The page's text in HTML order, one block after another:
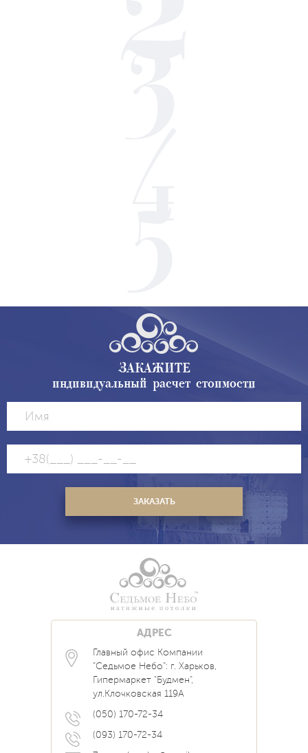
ЗАКАЖИТЕ
индивидуальный расчет стоимости
АДРЕС
Главный офис Компании
"Седьмое Небо": г. Харьков,
Гипермаркет "Будмен",
ул.Клочковская 119А
(050) 170-72-34
(093) 170-72-34
Каталог
Услуги
Блог
Новости
Акции
Контакты